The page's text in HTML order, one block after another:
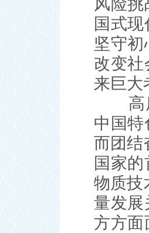
风险
国式
坚守
改变社
来巨大
高质
中国特
而团结
国家
物质技
量发展
方方面